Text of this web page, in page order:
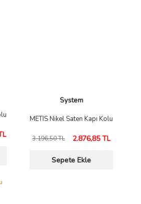
System
METIS Nikel Saten Kapı Kolu
3.196,50 TL 2.876,85 TL
Sepete Ekle